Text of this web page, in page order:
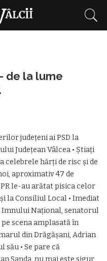
de la lume
judeţeni ai PSD la
Judeţean Vâlcea • Ştiaţi
celebrele hărţi de risc şi de
aproximativ 47 de
le-au arătat pisica celor
la Consiliul Local • Imediat
Naţional, senatorul
scena amplasată în
din Drăgăşani, Adrian
său • Se pare că
Sanda, nu mai este sigur